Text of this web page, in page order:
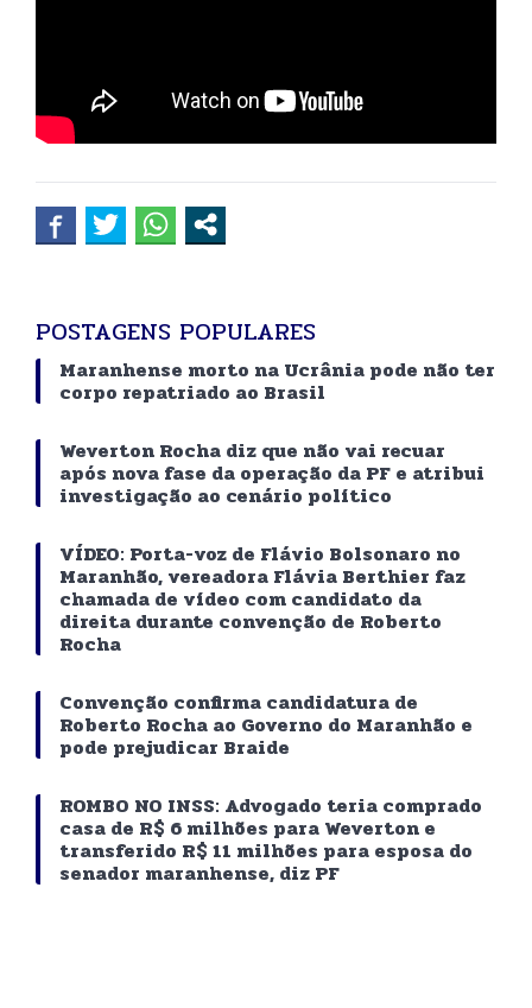
POSTAGENS POPULARES
Maranhense morto na Ucrânia pode não ter
corpo repatriado ao Brasil
Weverton Rocha diz que não vai recuar
após nova fase da operação da PF e atribui
investigação ao cenário político
VÍDEO: Porta-voz de Flávio Bolsonaro no
Maranhão, vereadora Flávia Berthier faz
chamada de vídeo com candidato da
direita durante convenção de Roberto
Rocha
Convenção confirma candidatura de
Roberto Rocha ao Governo do Maranhão e
pode prejudicar Braide
ROMBO NO INSS: Advogado teria comprado
casa de R$ 6 milhões para Weverton e
transferido R$ 11 milhões para esposa do
senador maranhense, diz PF